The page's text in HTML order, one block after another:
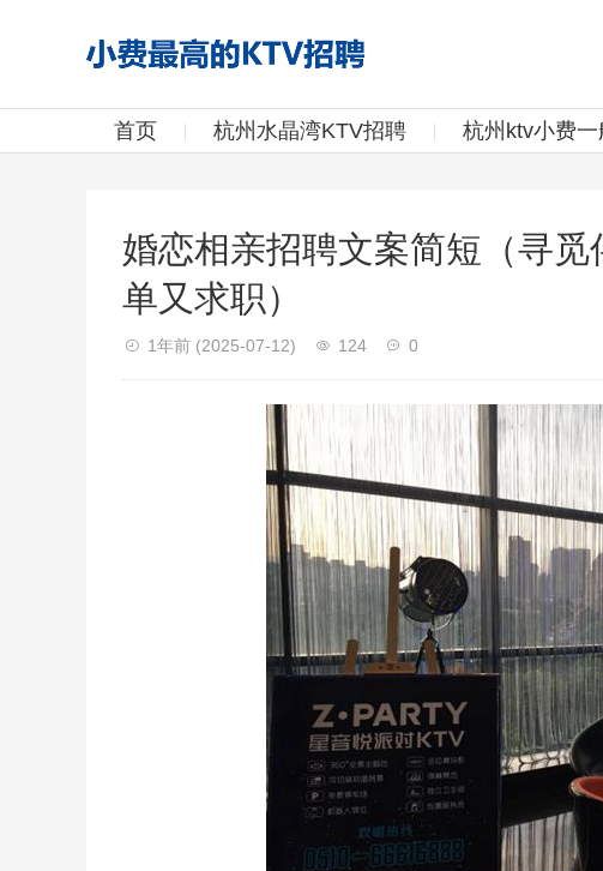
首页 杭州水晶湾KTV招聘 杭州ktv小费
婚恋相亲招聘文案简短（寻
单又求职）
1年前 (2025-07-12) 124 0